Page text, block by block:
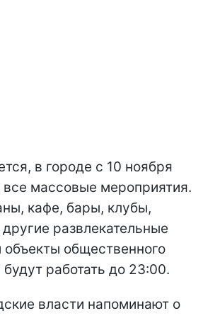
в городе с 10 ноября
все массовые мероприятия.
кафе, бары, клубы,
развлекательные
объекты общественного
будут работать до 23:00.
власти напоминают о